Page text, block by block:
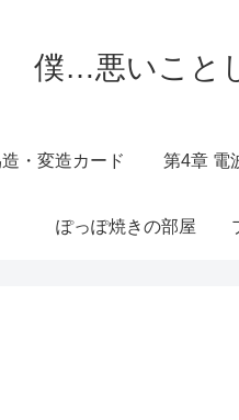
僕…悪いこと
・変造カード 第4章 電
ぽっぽ焼きの部屋